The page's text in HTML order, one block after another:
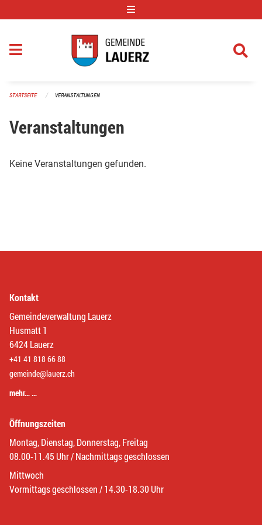
STARTSEITE VERANSTALTUNGEN
Veranstaltungen
Keine Veranstaltungen gefunden.
Kontakt
Gemeindeverwaltung Lauerz
Husmatt 1
6424 Lauerz
+41 41 818 66 88
gemeinde@lauerz.ch
mehr… …
Öffnungszeiten
Montag, Dienstag, Donnerstag, Freitag
08.00-11.45 Uhr / Nachmittags geschlossen
Mittwoch
Vormittags geschlossen / 14.30-18.30 Uhr